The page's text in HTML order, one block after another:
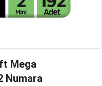
Mega
Numara